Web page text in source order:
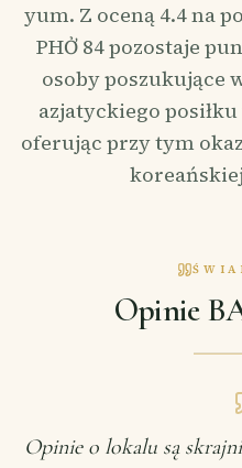
yum. Z oceną 4.4 na
PHỞ 84 pozostaje
osoby poszukujące
azjatyckiego
oferując przy tym
Opinie
Opinie o lokalu są